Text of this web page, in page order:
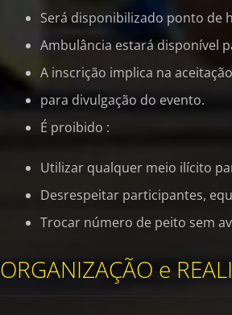
Será disponibilizado ponto de
Ambulância estará disponível
A inscrição implica na
para divulgação do evento.
É proibido :
Utilizar qualquer meio ilícito
Desrespeitar participantes,
Trocar número de peito sem
ORGANIZAÇÃO e